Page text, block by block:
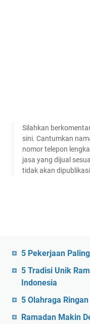
Silahkan
sini. Cantumkan
nomor telepon
jasa yang dijual
tidak akan
5 Pekerjaan
5 Tradisi Unik
Indonesia
5 Olahraga
Ramadan Makin